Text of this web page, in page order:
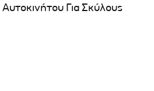
Για Σκύλους